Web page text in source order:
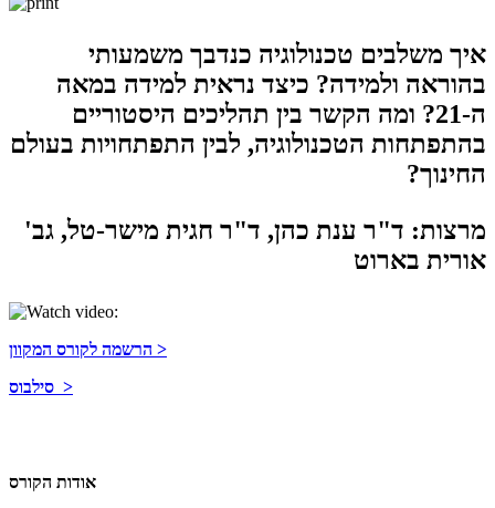
איך משלבים טכנולוגיה כנדבך משמעותי
בהוראה ולמידה? כיצד נראית למידה במאה
ה-21? ומה הקשר בין תהליכים היסטוריים
בהתפתחות הטכנולוגיה, לבין התפתחויות בעולם
החינוך?
מרצות: ד"ר ענת כהן, ד"ר חגית מישר-טל, גב'
אורית בארוט​​
הרשמה לקורס המקוון >
סילבוס >
אודות הקורס